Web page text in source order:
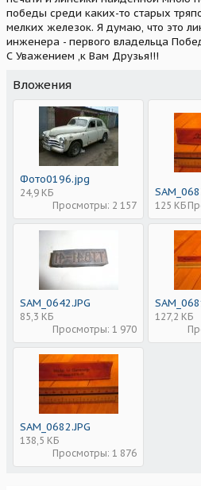
победы среди каких-то старых
мелких железок. Я думаю, что это
инженера - первого владельца
С Уважением ,к Вам Друзья!!!
Вложения
Фото0196.jpg
24,9 КБ
Просмотры: 2 157
125 КБ
SAM_0642.JPG
85,3 КБ
Просмотры: 1 970
127,2 КБ
SAM_0682.JPG
138,5 КБ
Просмотры: 1 876